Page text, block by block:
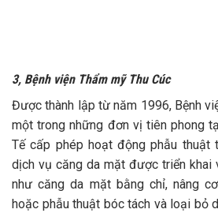
3, Bệnh viện Thẩm mỹ Thu Cúc
Được thành lập từ năm 1996, Bệnh
một trong những đơn vị tiên phong
Tế cấp phép hoạt động phẫu thuật
dịch vụ căng da mặt được triển khai
như căng da mặt bằng chỉ, nâng
hoặc phẫu thuật bóc tách và loại bỏ